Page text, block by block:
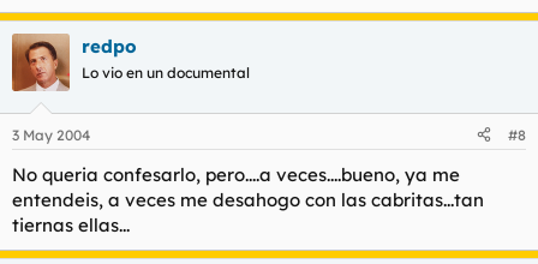
redpo
Lo vio en un documental
3 May 2004 #8
No queria confesarlo, pero....a veces....bueno, ya me
entendeis, a veces me desahogo con las cabritas...tan
tiernas ellas...